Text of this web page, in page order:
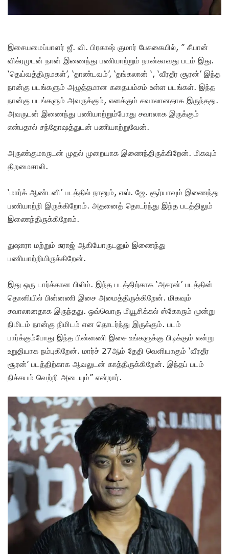
இசையமைப்பாளர் ஜீ. வி. பிரகாஷ் குமார் பேசுகையில், ” சீயான்
விக்ரமுடன் நான் இணைந்து பணியாற்றும் நான்காவது படம் இது.
‘தெய்வத்திருமகள்’, ‘தாண்டவம்’, ‘தங்கலான் ‘, ‘வீரதீர சூரன்’ இந்த
நான்கு படங்களும் அழுத்தமான கதையம்சம் உள்ள படங்கள். இந்த
நான்கு படங்களும் அவருக்கும், எனக்கும் சவாலானதாக இருந்தது.
அவருடன் இணைந்து பணியாற்றும்போது சவாலாக இருக்கும்
என்பதால் சந்தோஷத்துடன் பணியாற்றுவேன்.
அருண்குமாருடன் முதல் முறையாக இணைந்திருக்கிறேன். மிகவும்
திறமைசாலி.
‘மார்க் ஆண்டனி’ படத்தில் நானும், எஸ். ஜே. சூர்யாவும் இணைந்து
பணியாற்றி இருக்கிறோம். அதனைத் தொடர்ந்து இந்த படத்திலும்
இணைந்திருக்கிறோம்.
துஷாரா மற்றும் சுராஜ் ஆகியோருடனும் இணைந்து
பணியாற்றியிருக்கிறேன்.
இது ஒரு டார்க்கான பிலிம். இந்த படத்திற்காக ‘அசுரன்’ படத்தின்
தொனியில் பின்னணி இசை அமைத்திருக்கிறேன். மிகவும்
சவாலானதாக இருந்தது. ஒவ்வொரு மியூசிக்கல் ஸ்கோரும் மூன்று
நிமிடம் நான்கு நிமிடம் என தொடர்ந்து இருக்கும். படம்
பார்க்கும்போது இந்த பின்னணி இசை உங்களுக்கு பிடிக்கும் என்று
உறுதியாக நம்புகிறேன். மார்ச் 27ஆம் தேதி வெளியாகும் ‘வீரதீர
சூரன்’ படத்திற்காக ஆவலுடன் காத்திருக்கிறேன். இந்தப் படம்
நிச்சயம் வெற்றி அடையும்” என்றார்.